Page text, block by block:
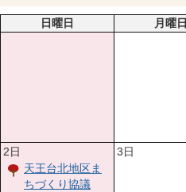
日曜日 月曜日
2日
天王台北地区ま
ちづくり協議
3日